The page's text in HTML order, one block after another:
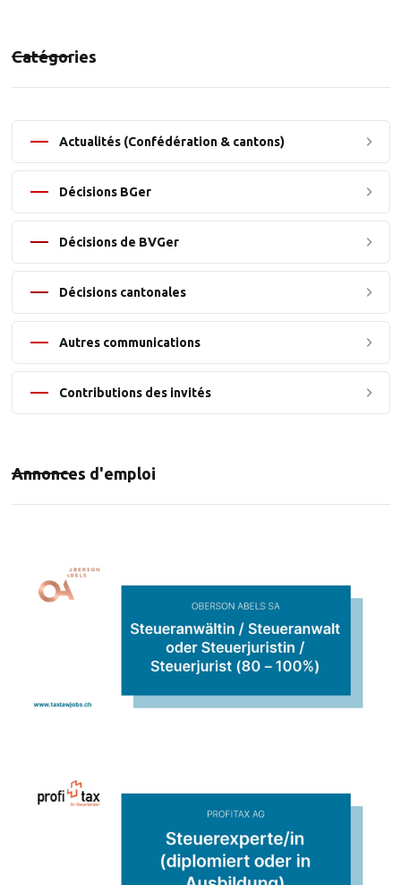
Catégories
Actualités (Confédération & cantons)
Décisions BGer
Décisions de BVGer
Décisions cantonales
Autres communications
Contributions des invités
Annonces d'emploi